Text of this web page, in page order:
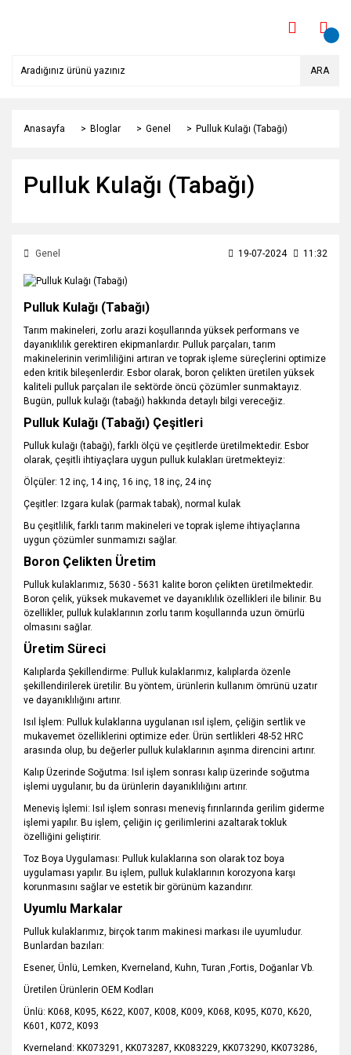
ARA
Anasayfa Bloglar Genel Pulluk Kulağı (Tabağı)
Pulluk Kulağı (Tabağı)
Genel 19-07-2024 11:32
Pulluk Kulağı (Tabağı)
Tarım makineleri, zorlu arazi koşullarında yüksek performans ve
dayanıklılık gerektiren ekipmanlardır. Pulluk parçaları, tarım
makinelerinin verimliliğini artıran ve toprak işleme süreçlerini optimize
eden kritik bileşenlerdir. Esbor olarak, boron çelikten üretilen yüksek
kaliteli pulluk parçaları ile sektörde öncü çözümler sunmaktayız.
Bugün, pulluk kulağı (tabağı) hakkında detaylı bilgi vereceğiz.
Pulluk Kulağı (Tabağı) Çeşitleri
Pulluk kulağı (tabağı), farklı ölçü ve çeşitlerde üretilmektedir. Esbor
olarak, çeşitli ihtiyaçlara uygun pulluk kulakları üretmekteyiz:
Ölçüler: 12 inç, 14 inç, 16 inç, 18 inç, 24 inç
Çeşitler: Izgara kulak (parmak tabak), normal kulak
Bu çeşitlilik, farklı tarım makineleri ve toprak işleme ihtiyaçlarına
uygun çözümler sunmamızı sağlar.
Boron Çelikten Üretim
Pulluk kulaklarımız, 5630 - 5631 kalite boron çelikten üretilmektedir.
Boron çelik, yüksek mukavemet ve dayanıklılık özellikleri ile bilinir. Bu
özellikler, pulluk kulaklarının zorlu tarım koşullarında uzun ömürlü
olmasını sağlar.
Üretim Süreci
Kalıplarda Şekillendirme: Pulluk kulaklarımız, kalıplarda özenle
şekillendirilerek üretilir. Bu yöntem, ürünlerin kullanım ömrünü uzatır
ve dayanıklılığını artırır.
Isıl İşlem: Pulluk kulaklarına uygulanan ısıl işlem, çeliğin sertlik ve
mukavemet özelliklerini optimize eder. Ürün sertlikleri 48-52 HRC
arasında olup, bu değerler pulluk kulaklarının aşınma direncini artırır.
Kalıp Üzerinde Soğutma: Isıl işlem sonrası kalıp üzerinde soğutma
işlemi uygulanır, bu da ürünlerin dayanıklılığını artırır.
Meneviş İşlemi: Isıl işlem sonrası meneviş fırınlarında gerilim giderme
işlemi yapılır. Bu işlem, çeliğin iç gerilimlerini azaltarak tokluk
özelliğini geliştirir.
Toz Boya Uygulaması: Pulluk kulaklarına son olarak toz boya
uygulaması yapılır. Bu işlem, pulluk kulaklarının korozyona karşı
korunmasını sağlar ve estetik bir görünüm kazandırır.
Uyumlu Markalar
Pulluk kulaklarımız, birçok tarım makinesi markası ile uyumludur.
Bunlardan bazıları:
Esener, Ünlü, Lemken, Kverneland, Kuhn, Turan ,Fortis, Doğanlar Vb.
Üretilen Ürünlerin OEM Kodları
Ünlü: K068, K095, K622, K007, K008, K009, K068, K095, K070, K620,
K601, K072, K093
Kverneland: KK073291, KK073287, KK083229, KK073290, KK073286,